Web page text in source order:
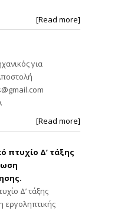
[Read more]
για
[Read more]
πτυχίο Δ’ τάξης
Δ’ τάξης
εργοληπτικής